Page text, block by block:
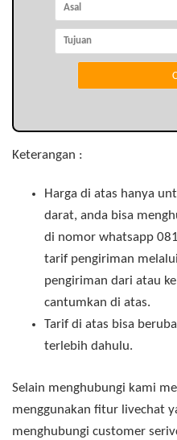
Keterangan :
Harga di atas hanya
darat, anda bisa
di nomor whatsapp
tarif pengiriman
pengiriman dari atau
cantumkan di atas.
Tarif di atas bisa
terlebih dahulu.
Selain menghubungi kami
menggunakan fitur livechat
menghubungi customer